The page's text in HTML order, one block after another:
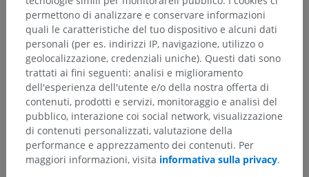
permettono di analizzare e conservare informazioni
quali le caratteristiche del tuo dispositivo e alcuni dati
personali (per es. indirizzi IP, navigazione, utilizzo o
geolocalizzazione, credenziali uniche). Questi dati sono
trattati ai fini seguenti: analisi e miglioramento
dell'esperienza dell'utente e/o della nostra offerta di
contenuti, prodotti e servizi, monitoraggio e analisi del
pubblico, interazione coi social network, visualizzazione
di contenuti personalizzati, valutazione della
performance e apprezzamento dei contenuti. Per
maggiori informazioni, visita informativa sulla privacy.